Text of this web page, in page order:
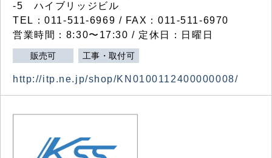
-5 ハイブリッジビル
TEL：011-511-6969 / FAX：011-511-6970
営業時間：8:30〜17:30 / 定休日：日曜日
販売可 工事・取付可
http://itp.ne.jp/shop/KN0100112400000008/